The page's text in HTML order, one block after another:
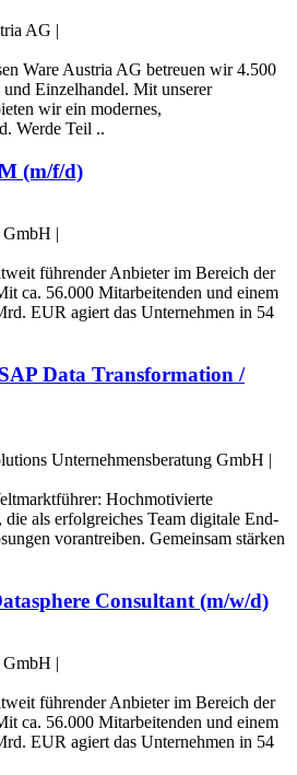
AG
Ware Austria AG betreuen wir 4.500
Einzelhandel. Mit unserer
wir ein modernes,
Werde Teil ..
(m/f/d)
GmbH |
führender Anbieter im Bereich der
ca. 56.000 Mitarbeitenden und einem
EUR agiert das Unternehmen in 54
Data Transformation /
Unternehmensberatung GmbH |
Hochmotivierte
als erfolgreiches Team digitale End-
vorantreiben. Gemeinsam stärken
Consultant (m/w/d)
GmbH |
führender Anbieter im Bereich der
ca. 56.000 Mitarbeitenden und einem
EUR agiert das Unternehmen in 54